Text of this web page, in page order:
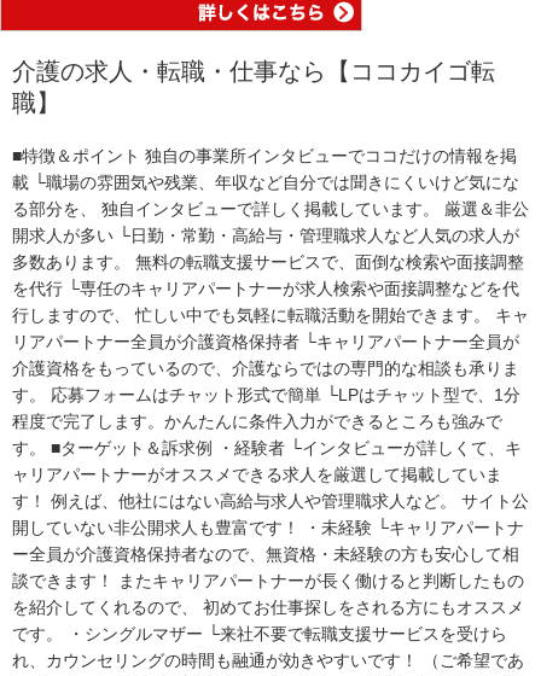
介護の求人・転職・仕事なら【ココカイゴ転
職】
■特徴＆ポイント 独自の事業所インタビューでココだけの情報を掲
載 └職場の雰囲気や残業、年収など自分では聞きにくいけど気にな
る部分を、 独自インタビューで詳しく掲載しています。 厳選＆非公
開求人が多い └日勤・常勤・高給与・管理職求人など人気の求人が
多数あります。 無料の転職支援サービスで、面倒な検索や面接調整
を代行 └専任のキャリアパートナーが求人検索や面接調整などを代
行しますので、 忙しい中でも気軽に転職活動を開始できます。 キャ
リアパートナー全員が介護資格保持者 └キャリアパートナー全員が
介護資格をもっているので、介護ならではの専門的な相談も承りま
す。 応募フォームはチャット形式で簡単 └LPはチャット型で、1分
程度で完了します。かんたんに条件入力ができるところも強みで
す。 ■ターゲット＆訴求例 ・経験者 └インタビューが詳しくて、キ
ャリアパートナーがオススメできる求人を厳選して掲載していま
す！ 例えば、他社にはない高給与求人や管理職求人など。 サイト公
開していない非公開求人も豊富です！ ・未経験 └キャリアパートナ
ー全員が介護資格保持者なので、無資格・未経験の方も安心して相
談できます！ またキャリアパートナーが長く働けると判断したもの
を紹介してくれるので、 初めてお仕事探しをされる方にもオススメ
です。 ・シングルマザー └来社不要で転職支援サービスを受けら
れ、カウンセリングの時間も融通が効きやすいです！ （ご希望であ